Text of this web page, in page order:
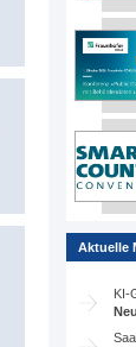
Aktuelle
KI-